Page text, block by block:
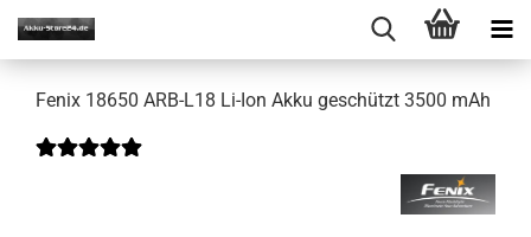
Fenix 18650 ARB-L18 Li-Ion Akku geschützt 3500 mAh